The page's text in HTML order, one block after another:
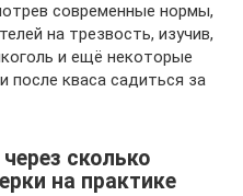
современные нормы,
на трезвость, изучив,
и ещё некоторые
кваса садиться за
сколько
на практике